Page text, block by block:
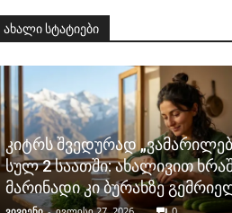
ახალი სტატიები
კიტრს შვედურად
სულ 2 საათში: ახალივით
მარინადი კი ბურახზე